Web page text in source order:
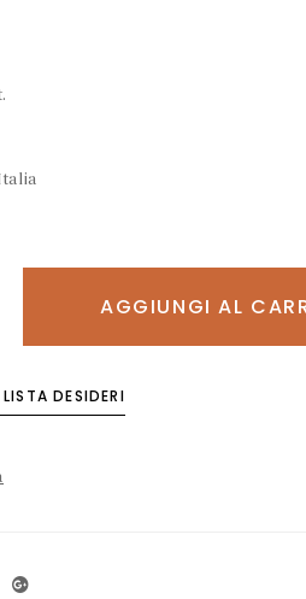
AGGIUNGI AL
DESIDERI
Linkedin
Google+